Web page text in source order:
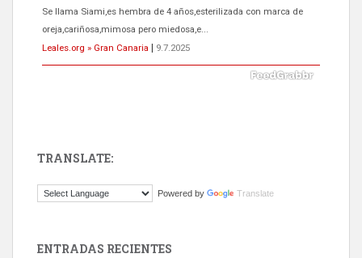
Se llama Siami,es hembra de 4 años,esterilizada con marca de
oreja,cariñosa,mimosa pero miedosa,e...
Leales.org » Gran Canaria
9.7.2025
El ayuntamiento se va a llevar a Los Gatos callejeros de la zona los
TRANSLATE:
Powered by Translate
ENTRADAS RECIENTES